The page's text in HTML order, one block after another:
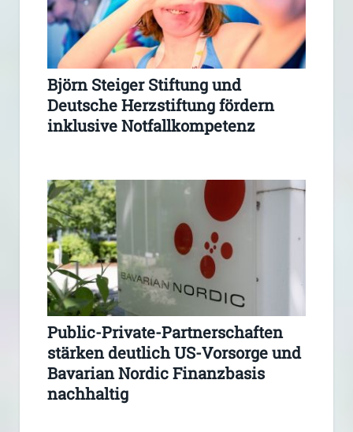
Björn Steiger Stiftung und
Deutsche Herzstiftung fördern
inklusive Notfallkompetenz
Public-Private-Partnerschaften
stärken deutlich US-Vorsorge und
Bavarian Nordic Finanzbasis
nachhaltig